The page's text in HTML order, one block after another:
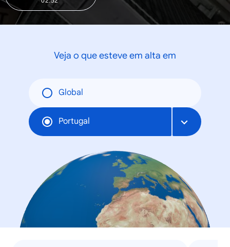
Veja o que esteve em alta em
Global
Portugal